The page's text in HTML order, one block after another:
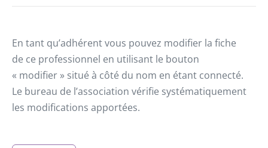
En tant qu’adhérent vous pouvez modifier la fiche
de ce professionnel en utilisant le bouton
« modifier » situé à côté du nom en étant connecté.
Le bureau de l’association vérifie systématiquement
les modifications apportées.